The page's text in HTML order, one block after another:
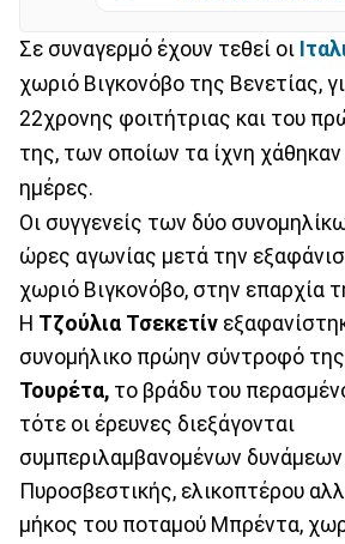
Σε συναγερμό έχουν τεθεί οι
χωριό Βιγκονόβο της Βενετίας,
22χρονης φοιτήτριας και του
της, των οποίων τα ίχνη χάθηκαν
ημέρες.
Οι συγγενείς των δύο
ώρες αγωνίας μετά την
χωριό Βιγκονόβο, στην επαρχία
Η Τζούλια Τσεκετίν
συνομήλικο πρώην σύντροφό
Τουρέτα, το βράδυ του
τότε οι έρευνες διεξάγονται
συμπεριλαμβανομένων
Πυροσβεστικής, ελικοπτέρου
μήκος του ποταμού Μπρέντα,